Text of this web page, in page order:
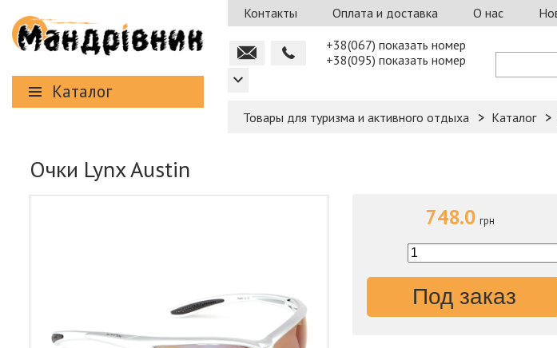
Каталог
Контакты Оплата и доставка О нас
+38(067) показать номер
+38(095) показать номер
Товары для туризма и активного отдыха Каталог
Очки Lynx Austin
748.0 грн
Под заказ